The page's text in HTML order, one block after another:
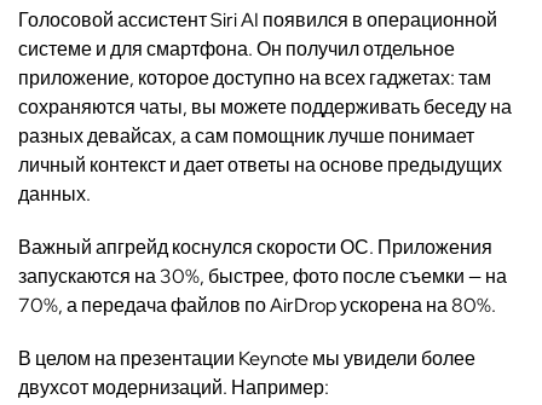
Голосовой ассистент Siri AI появился в операционной
системе и для смартфона. Он получил отдельное
приложение, которое доступно на всех гаджетах: там
сохраняются чаты, вы можете поддерживать беседу на
разных девайсах, а сам помощник лучше понимает
личный контекст и дает ответы на основе предыдущих
данных.
Важный апгрейд коснулся скорости ОС. Приложения
запускаются на 30%, быстрее, фото после съемки — на
70%, а передача файлов по AirDrop ускорена на 80%.
В целом на презентации Keynote мы увидели более
двухсот модернизаций. Например: